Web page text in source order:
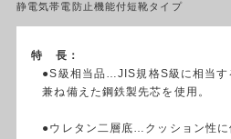
静電気帯電防止機能付短靴タイプ
特 長：
●S級相当品…JIS規格S級に相当す
兼ね備えた鋼鉄製先芯を使用。
●ウレタン二層底…クッション性に